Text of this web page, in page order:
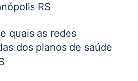
RS
quais as redes
dos planos de saúde